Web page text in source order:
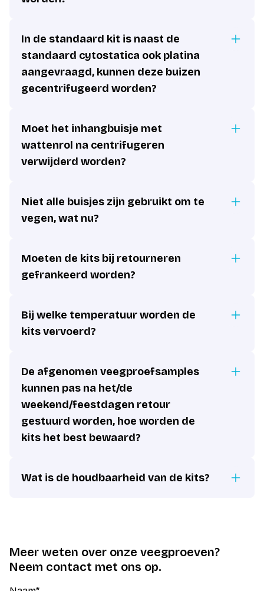
In de standaard kit is naast de
standaard cytostatica ook platina
aangevraagd, kunnen deze buizen
gecentrifugeerd worden?
Moet het inhangbuisje met
wattenrol na centrifugeren
verwijderd worden?
Niet alle buisjes zijn gebruikt om te
vegen, wat nu?
Moeten de kits bij retourneren
gefrankeerd worden?
Bij welke temperatuur worden de
kits vervoerd?
De afgenomen veegproefsamples
kunnen pas na het/de
weekend/feestdagen retour
gestuurd worden, hoe worden de
kits het best bewaard?
Wat is de houdbaarheid van de kits?
Meer weten over onze veegproeven?
Neem contact met ons op.